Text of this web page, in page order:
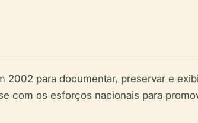
2002 para documentar, preservar e
com os esforços nacionais para